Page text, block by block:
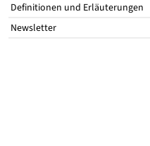
Definitionen und Erläuterungen
Newsletter